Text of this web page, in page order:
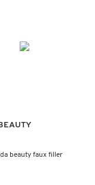
Ver mais
beauty faux filler